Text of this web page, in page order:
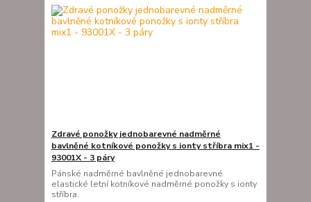
Zdravé ponožky jednobarevné nadměrné
bavlněné kotníkové ponožky s ionty stříbra mix1 -
93001X - 3 páry
Pánské nadměrné bavlněné jednobarevné
elastické letní kotníkové nadměrné ponožky s ionty
stříbra.